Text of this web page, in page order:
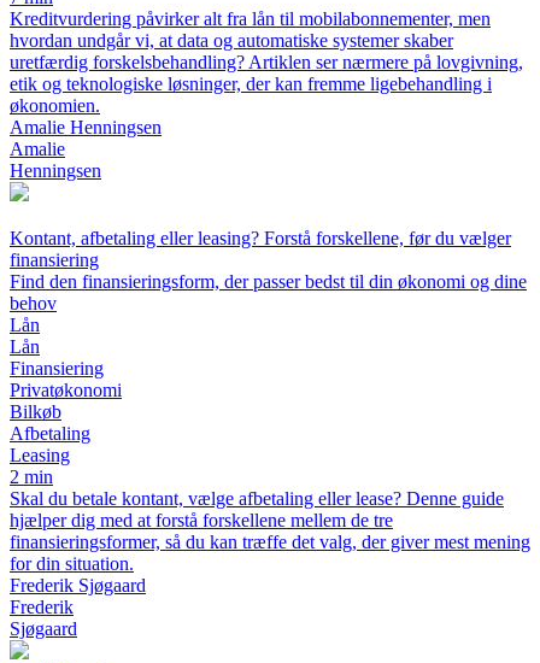
Kreditvurdering påvirker alt fra lån til mobilabonnementer, men
hvordan undgår vi, at data og automatiske systemer skaber
uretfærdig forskelsbehandling? Artiklen ser nærmere på lovgivning,
etik og teknologiske løsninger, der kan fremme ligebehandling i
økonomien.
Amalie Henningsen
Amalie
Henningsen
Kontant, afbetaling eller leasing? Forstå forskellene, før du vælger
finansiering
Find den finansieringsform, der passer bedst til din økonomi og dine
behov
Lån
Lån
Finansiering
Privatøkonomi
Bilkøb
Afbetaling
Leasing
2 min
Skal du betale kontant, vælge afbetaling eller lease? Denne guide
hjælper dig med at forstå forskellene mellem de tre
finansieringsformer, så du kan træffe det valg, der giver mest mening
for din situation.
Frederik Sjøgaard
Frederik
Sjøgaard